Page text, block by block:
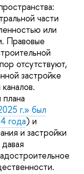
части
или
Правовые
отсутствуют,
застройке
г.» был
года) и
и застройки